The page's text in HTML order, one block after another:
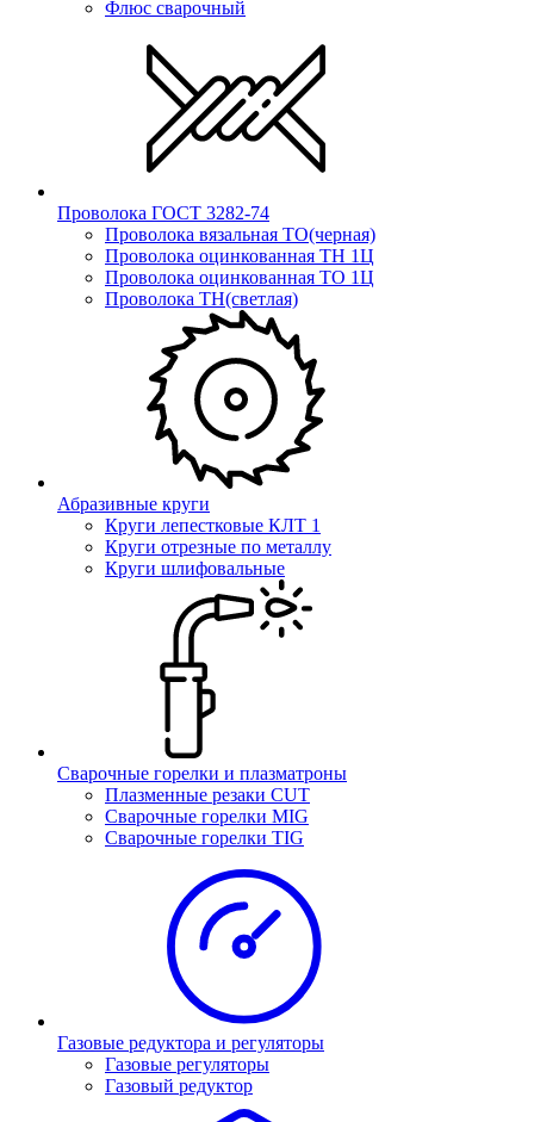
Флюс сварочный
Проволока ГОСТ 3282-74
Проволока вязальная ТО(черная)
Проволока оцинкованная ТН 1Ц
Проволока оцинкованная ТО 1Ц
Проволока ТН(светлая)
Абразивные круги
Круги лепестковые КЛТ 1
Круги отрезные по металлу
Круги шлифовальные
Сварочные горелки и плазматроны
Плазменные резаки CUT
Сварочные горелки MIG
Сварочные горелки TIG
Газовые редуктора и регуляторы
Газовые регуляторы
Газовый редуктор